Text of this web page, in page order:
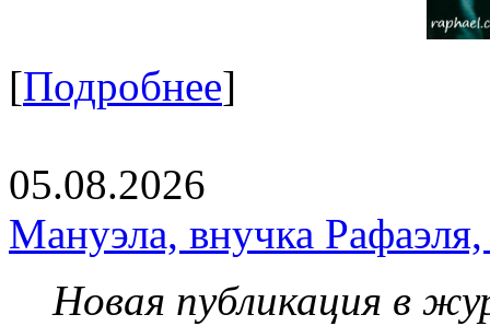
[Подробнее]
05.08.2026
Мануэла, внучка
Новая публикация в